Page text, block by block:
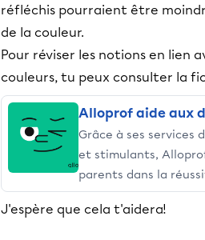
réfléchis pourraient être
de la couleur.
Pour réviser les notions en lien
couleurs, tu peux consulter la
Alloprof aide aux
Grâce à ses services
et stimulants,
parents dans la
J'espère que cela t'aidera!